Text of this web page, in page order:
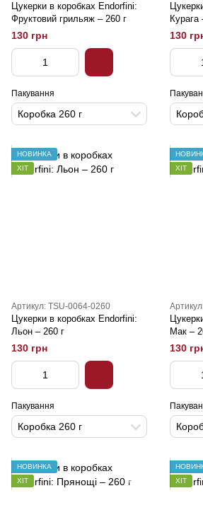
Цукерки в коробках Endorfini:
Фруктовий грильяж – 260 г
130 грн
Пакування
Коробка 260 г
Курага
130
НОВИНКА
ХІТ
Артикул: TSU-0064-0260
Цукерки в коробках Endorfini:
Льон – 260 г
130 грн
Пакування
Коробка 260 г
ХІТ
Мак –
130
НОВИНКА
ХІТ
ХІТ